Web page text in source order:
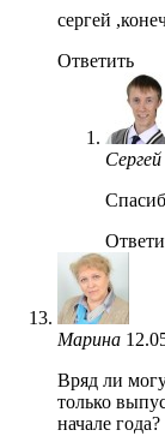
cергей
Ответить
Сергей
Марина
Вряд ли
только
начале года?